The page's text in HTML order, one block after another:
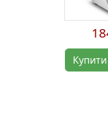
Купити